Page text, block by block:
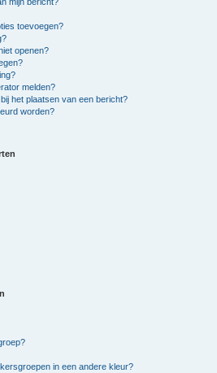
toevoegen?
openen?
melden?
het plaatsen van een bericht?
worden?
in een andere kleur?